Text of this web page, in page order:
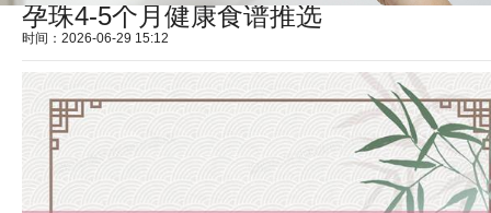
孕珠4-5个月健康食谱推选
时间：2026-06-29 15:12